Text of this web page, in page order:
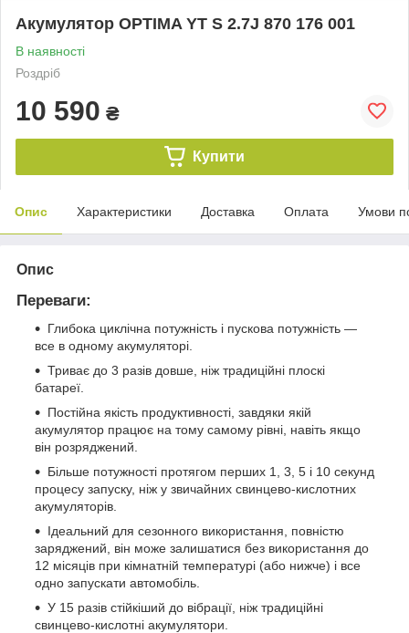
Акумулятор OPTIMA YT S 2.7J 870 176 001
В наявності
Роздріб
10 590 ₴
Купити
Опис Характеристики Доставка Оплата Умови
Опис
Переваги:
Глибока циклічна потужність і пускова потужність —
все в одному акумуляторі.
Триває до 3 разів довше, ніж традиційні плоскі
батареї.
Постійна якість продуктивності, завдяки якій
акумулятор працює на тому самому рівні, навіть якщо
він розряджений.
Більше потужності протягом перших 1, 3, 5 і 10 секунд
процесу запуску, ніж у звичайних свинцево-кислотних
акумуляторів.
Ідеальний для сезонного використання, повністю
заряджений, він може залишатися без використання до
12 місяців при кімнатній температурі (або нижче) і все
одно запускати автомобіль.
У 15 разів стійкіший до вібрації, ніж традиційні
свинцево-кислотні акумулятори.